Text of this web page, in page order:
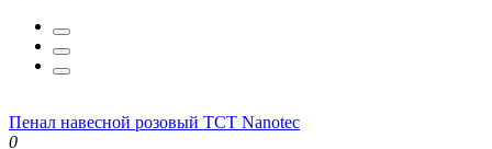
Пенал навесной розовый TCT Nanotec
0